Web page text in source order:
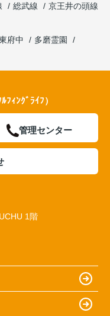
総武線
京王井の頭線
府中
多磨霊園
ｨﾝｸﾞﾗｲﾌ）
管理センター
1階